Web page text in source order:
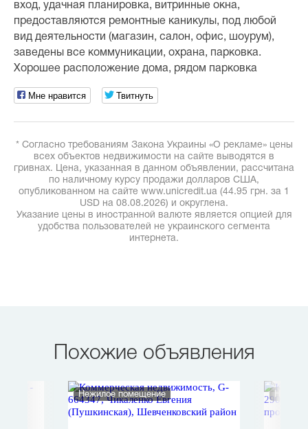
вход, удачная планировка, витринные окна,
предоставляются ремонтные каникулы, под любой
вид деятельности (магазин, салон, офис, шоурум),
заведены все коммуникации, охрана, парковка.
Хорошее расположение дома, рядом парковка
Мне нравится Твитнуть
* Согласно требованиям Закона Украины «О рекламе» цены
всех объектов недвижимости на сайте выводятся в
гривнах. Цена, указанная в данном объявлении, рассчитана
по наличному курсу продажи долларов США,
опубликованном на сайте www.unicredit.ua (44.95 грн. за 1
USD на 08.08.2026) и округлена.
Указание цены в иностранной валюте является опцией для
удобства пользователей не украинского сегмента
интернета.
Похожие объявления
Нежилое помещение